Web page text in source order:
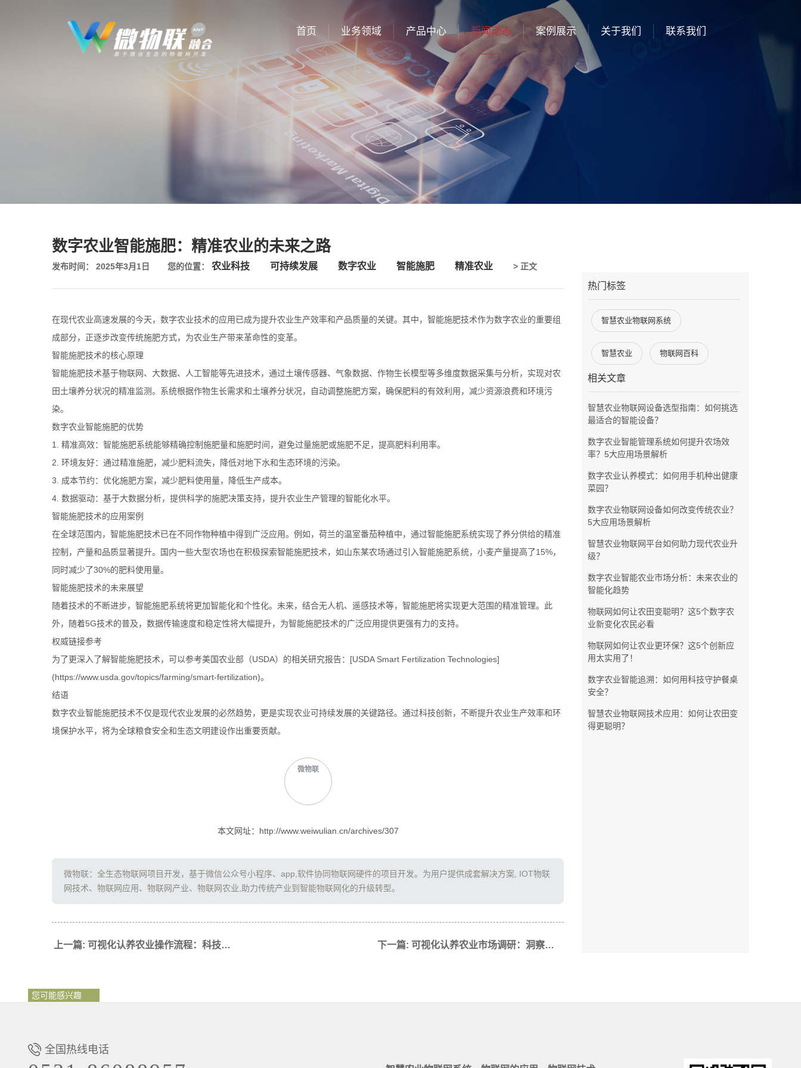
首页 业务领域 产品中心 新闻动态 案例展示 关于我们 联系我们
数字农业智能施肥：精准农业的未来之路
发布时间： 2025年3月1日 您的位置： 农业科技 可持续发展 数字农业 智能施肥 精准农业 > 正文
在现代农业高速发展的今天，数字农业技术的应用已成为提升农业生产效率和产品质量的关键。其中，智能施肥技术作为数字农业的重要组
成部分，正逐步改变传统施肥方式，为农业生产带来革命性的变革。
智能施肥技术的核心原理
智能施肥技术基于物联网、大数据、人工智能等先进技术，通过土壤传感器、气象数据、作物生长模型等多维度数据采集与分析，实现对农
田土壤养分状况的精准监测。系统根据作物生长需求和土壤养分状况，自动调整施肥方案，确保肥料的有效利用，减少资源浪费和环境污
染。
数字农业智能施肥的优势
1. 精准高效：智能施肥系统能够精确控制施肥量和施肥时间，避免过量施肥或施肥不足，提高肥料利用率。
2. 环境友好：通过精准施肥，减少肥料流失，降低对地下水和生态环境的污染。
3. 成本节约：优化施肥方案，减少肥料使用量，降低生产成本。
4. 数据驱动：基于大数据分析，提供科学的施肥决策支持，提升农业生产管理的智能化水平。
智能施肥技术的应用案例
在全球范围内，智能施肥技术已在不同作物种植中得到广泛应用。例如，荷兰的温室番茄种植中，通过智能施肥系统实现了养分供给的精准
控制，产量和品质显著提升。国内一些大型农场也在积极探索智能施肥技术，如山东某农场通过引入智能施肥系统，小麦产量提高了15%，
同时减少了30%的肥料使用量。
智能施肥技术的未来展望
随着技术的不断进步，智能施肥系统将更加智能化和个性化。未来，结合无人机、遥感技术等，智能施肥将实现更大范围的精准管理。此
外，随着5G技术的普及，数据传输速度和稳定性将大幅提升，为智能施肥技术的广泛应用提供更强有力的支持。
权威链接参考
为了更深入了解智能施肥技术，可以参考美国农业部（USDA）的相关研究报告：[USDA Smart Fertilization Technologies]
(https://www.usda.gov/topics/farming/smart-fertilization)。
结语
数字农业智能施肥技术不仅是现代农业发展的必然趋势，更是实现农业可持续发展的关键路径。通过科技创新，不断提升农业生产效率和环
境保护水平，将为全球粮食安全和生态文明建设作出重要贡献。
微物联
本文网址：http://www.weiwulian.cn/archives/307
微物联：全生态物联网项目开发，基于微信公众号小程序、app,软件协同物联网硬件的项目开发。为用户提供成套解决方案, IOT物联
网技术、物联网应用、物联网产业、物联网农业,助力传统产业到智能物联网化的升级转型。
上一篇: 可视化认养农业操作流程：科技赋能现代农业新趋势 下一篇: 可视化认养农业市场调研：洞察未来农业新趋势
热门标签
智慧农业物联网系统
智慧农业 物联网百科
相关文章
智慧农业物联网设备选型指南：如何挑选
最适合的智能设备？
数字农业智能管理系统如何提升农场效
率？5大应用场景解析
数字农业认养模式：如何用手机种出健康
菜园？
数字农业物联网设备如何改变传统农业？
5大应用场景解析
智慧农业物联网平台如何助力现代农业升
级？
数字农业智能农业市场分析：未来农业的
智能化趋势
物联网如何让农田变聪明？这5个数字农
业新变化农民必看
物联网如何让农业更环保？这5个创新应
用太实用了！
数字农业智能追溯：如何用科技守护餐桌
安全？
智慧农业物联网技术应用：如何让农田变
得更聪明？
您可能感兴趣
全国热线电话